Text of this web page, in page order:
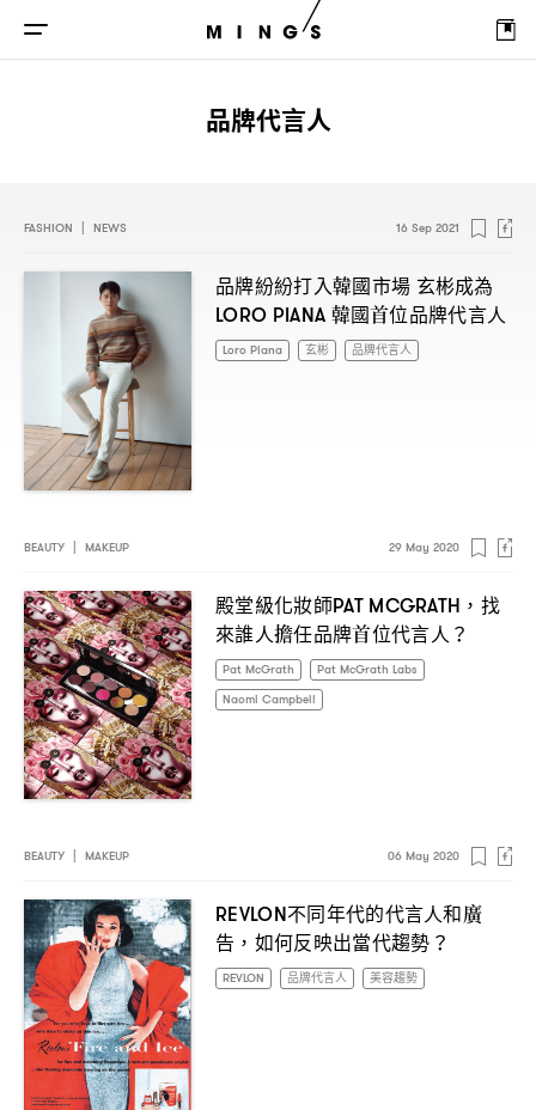
品牌代言人
FASHION NEWS 16 Sep 2021
品牌紛紛打入韓國市場 玄彬成為
LORO PIANA 韓國首位品牌代言人
Loro Piana 玄彬 品牌代言人
BEAUTY MAKEUP 29 May 2020
殿堂級化妝師PAT MCGRATH， 找
來誰人擔任品牌首位代言人？
Pat McGrath
Pat McGrath Labs
Naomi Campbell
BEAUTY MAKEUP 06 May 2020
REVLON不同年代的代言人和廣
告 ， 如何反映出當代趨勢 ？
REVLON 品牌代言人 美容趨勢